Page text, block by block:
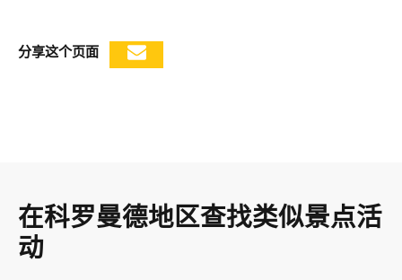
分享这个页面
在科罗曼德地区查找类似景点活
动